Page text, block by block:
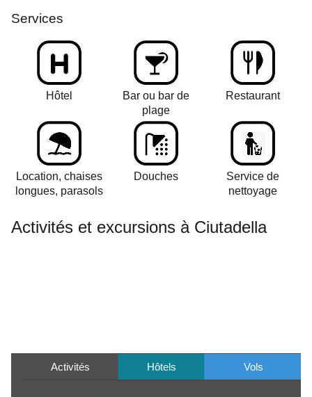
Services
Hôtel
Bar ou bar de
plage
Restaurant
Location, chaises
longues, parasols
Douches
Service de
nettoyage
Activités et excursions à Ciutadella
Activités Hôtels Vols